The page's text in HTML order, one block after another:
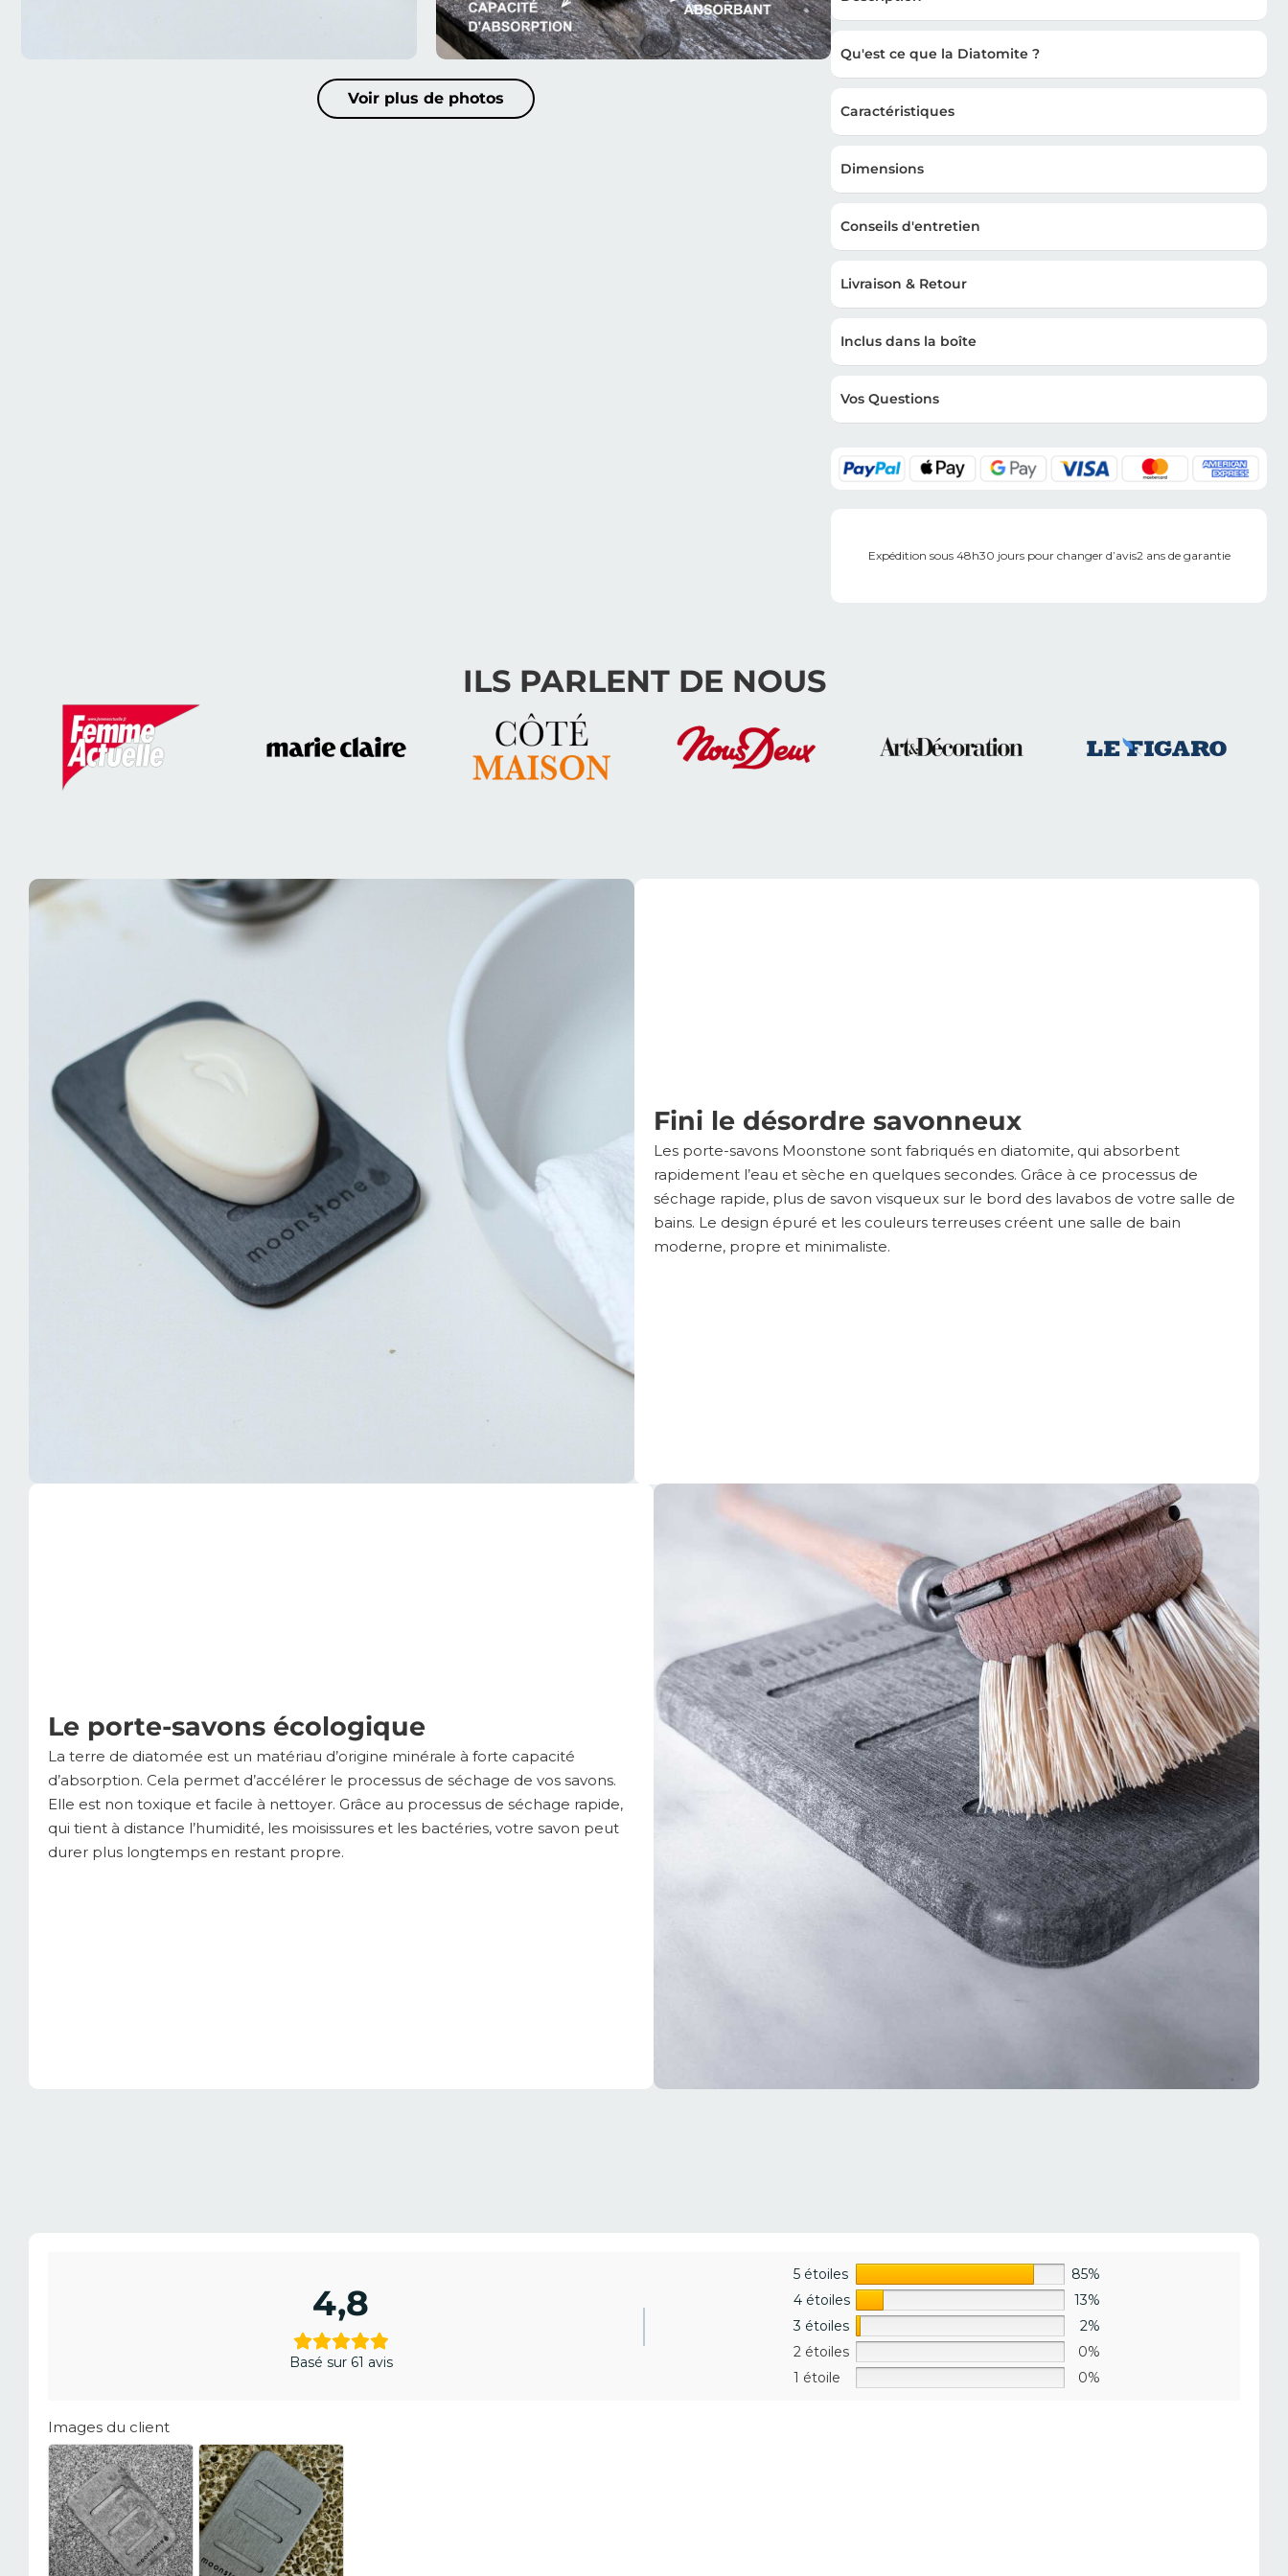
Voir plus de photos
Qu'est ce que la Diatomite ?
Caractéristiques
Dimensions
Conseils d'entretien
Livraison & Retour
Inclus dans la boîte
Vos Questions
Expédition sous 48h30 jours pour changer d’avis2 ans de garantie
ILS PARLENT DE NOUS
Fini le désordre savonneux
Les porte-savons Moonstone sont fabriqués en diatomite, qui absorbent
rapidement l’eau et sèche en quelques secondes. Grâce à ce processus de
séchage rapide, plus de savon visqueux sur le bord des lavabos de votre salle de
bains. Le design épuré et les couleurs terreuses créent une salle de bain
moderne, propre et minimaliste.
Le porte-savons écologique
La terre de diatomée est un matériau d’origine minérale à forte capacité
d’absorption. Cela permet d’accélérer le processus de séchage de vos savons.
Elle est non toxique et facile à nettoyer. Grâce au processus de séchage rapide,
qui tient à distance l’humidité, les moisissures et les bactéries, votre savon peut
durer plus longtemps en restant propre.
4,8
Basé sur 61 avis
5 étoiles
85%
4 étoiles
13%
3 étoiles
2%
2 étoiles
0%
1 étoile
0%
Images du client